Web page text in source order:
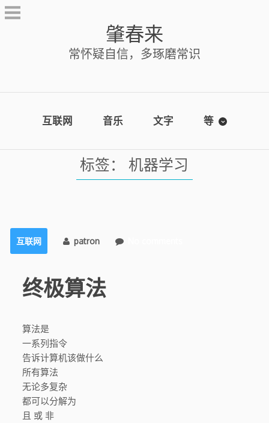
Skip
to
肇春来
常怀疑自信，多琢磨常识
互联网 音乐 文字 等
标签： 机器学习
互联网 patron
终极算法
算法是
一系列指令
告诉计算机该做什么
所有算法
无论多复杂
都可以分解为
且 或 非